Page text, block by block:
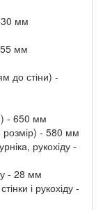
мм
мм
до стіни) -
- 650 мм
розмір) - 580 мм
рукохіду -
- 28 мм
і рукохіду -